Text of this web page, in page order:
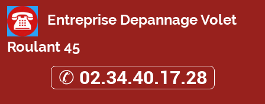
Entreprise Depannage Volet
Roulant 45
✆ 02.34.40.17.28